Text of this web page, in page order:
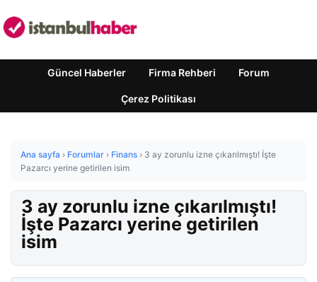
Güncel Haberler Firma Rehberi Forum
Çerez Politikası
Ana sayfa › Forumlar › Finans › 3 ay zorunlu izne çıkarılmıştı! İşte
Pazarcı yerine getirilen isim
3 ay zorunlu izne çıkarılmıştı!
İşte Pazarcı yerine getirilen
isim